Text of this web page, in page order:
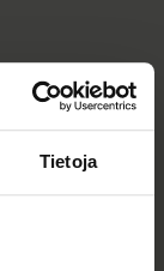
Tietoja